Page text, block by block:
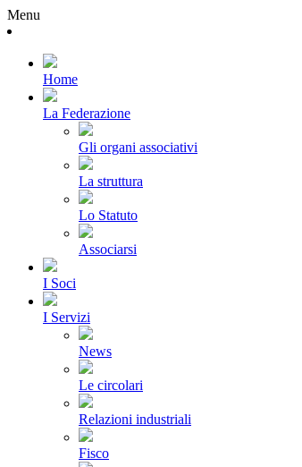
Menu
Home
La Federazione
Gli organi associativi
La struttura
Lo Statuto
Associarsi
I Soci
I Servizi
News
Le circolari
Relazioni industriali
Fisco